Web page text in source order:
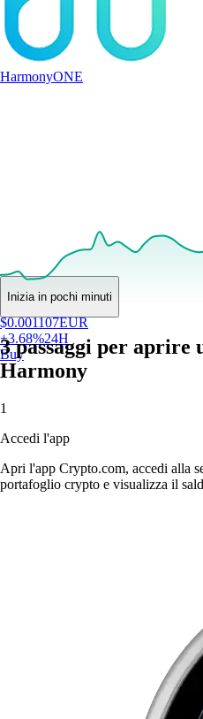
HarmonyONE
$0.001107EUR
+3.68%24H
Buy
Inizia in pochi minuti
3 passaggi per aprire
Harmony
1
Accedi l'app
Apri l'app Crypto.com, accedi alla
portafoglio crypto e visualizza il